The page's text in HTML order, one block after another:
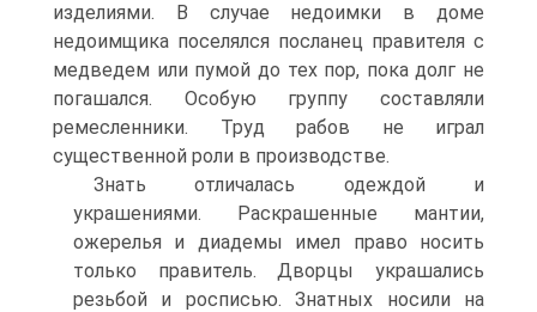
изделиями. В случае недоимки в доме
недоимщика поселялся посланец правителя с
медведем или пумой до тех пор, пока долг не
пога­шался. Особую группу составляли
ремесленники. Труд рабов не играл
существенной роли в производ­стве.
Знать отличалась одеждой и
украшениями. Рас­крашенные мантии,
ожерелья и диадемы имел право носить
только правитель. Дворцы украшались
резь­бой и росписью. Знатных носили на